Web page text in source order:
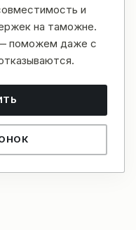
и
на таможне.
— поможем даже с